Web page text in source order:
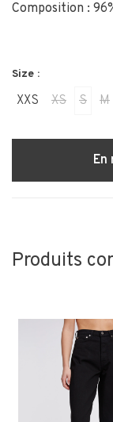
Composition :
Size :
XXS XS S M
En
Produits